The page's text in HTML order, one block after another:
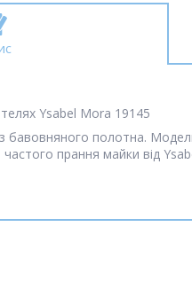
Ysabel Mora 19145
полотна.
частого прання майки від